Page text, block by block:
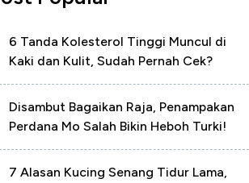
6 Tanda Kolesterol Tinggi Muncul di
Kaki dan Kulit, Sudah Pernah Cek?
Disambut Bagaikan Raja, Penampakan
Perdana Mo Salah Bikin Heboh Turki!
7 Alasan Kucing Senang Tidur Lama,